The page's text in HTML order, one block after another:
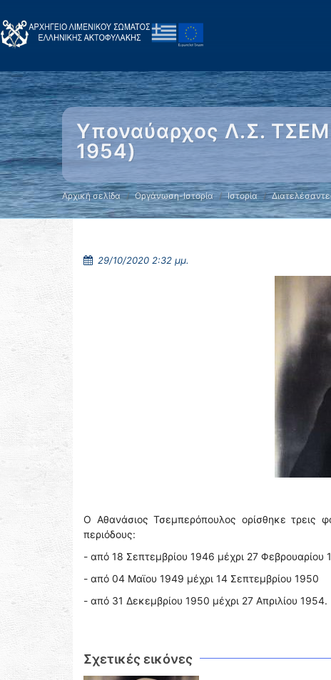
Υποναύαρχος Λ.Σ.
1954)
Αρχική σελίδα Οργάνωση-Ιστορία Ιστορία
29/10/2020 2:32 μμ.
Ο Αθανάσιος Τσεμπερόπουλος ορίσθηκε τρεις
περιόδους:
- από 18 Σεπτεμβρίου 1946 μέχρι 27 Φεβρουαρίου
- από 04 Μαϊου 1949 μέχρι 14 Σεπτεμβρίου 1950
- από 31 Δεκεμβρίου 1950 μέχρι 27 Απριλίου 1954.
Σχετικές εικόνες